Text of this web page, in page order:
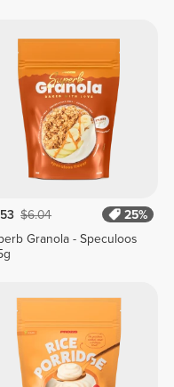
$6.04
25%
Granola - Speculoos